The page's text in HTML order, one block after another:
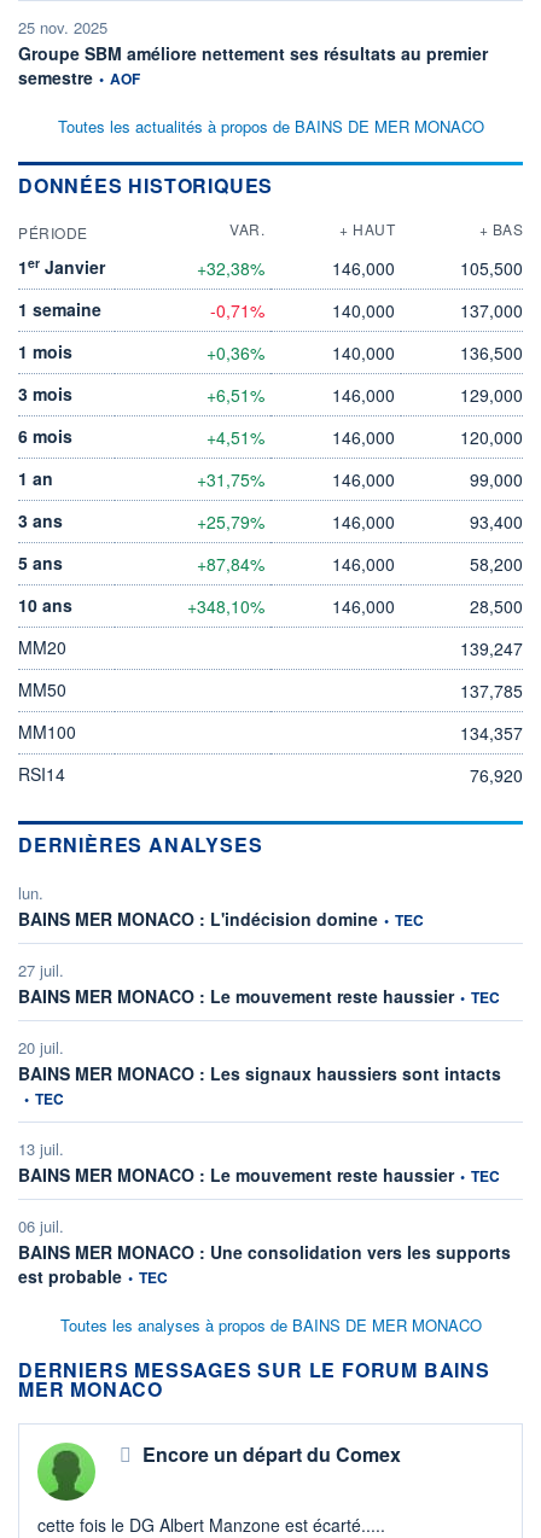
25 nov. 2025
Groupe SBM améliore nettement ses résultats au premier
semestre information fournie par
• AOF
Toutes les actualités à propos de BAINS DE MER MONACO
DONNÉES HISTORIQUES
PÉRIODE VAR. + HAUT + BAS
1er Janvier +32,38% 146,000
105,500
1 semaine
-0,71% 140,000
137,000
1 mois
+0,36% 140,000
136,500
3 mois
+6,51% 146,000
129,000
6 mois
+4,51% 146,000
120,000
1 an
+31,75% 146,000
99,000
3 ans
+25,79% 146,000
93,400
5 ans
+87,84% 146,000
58,200
10 ans
+348,10% 146,000
28,500
MM20
139,247
MM50
137,785
MM100
134,357
RSI14
76,920
DERNIÈRES ANALYSES
lun.
BAINS MER MONACO : L'indécision domine information fournie par
• TEC
27 juil.
BAINS MER MONACO : Le mouvement reste haussierinformation
• TEC
20 juil.
BAINS MER MONACO : Les signaux haussiers sont intacts
• TEC
13 juil.
BAINS MER MONACO : Le mouvement reste haussierinformation
• TEC
06 juil.
BAINS MER MONACO : Une consolidation vers les supports
est probable information fournie par
• TEC
Toutes les analyses à propos de BAINS DE MER MONACO
DERNIERS MESSAGES SUR LE FORUM BAINS
MER MONACO
Encore un départ du Comex
cette fois le DG Albert Manzone est écarté.....